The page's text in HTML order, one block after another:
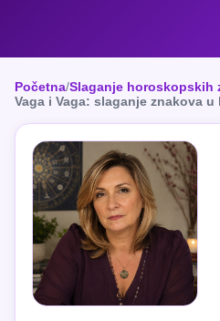
Početna/Slaganje horoskopskih
Vaga i Vaga: slaganje znakova u